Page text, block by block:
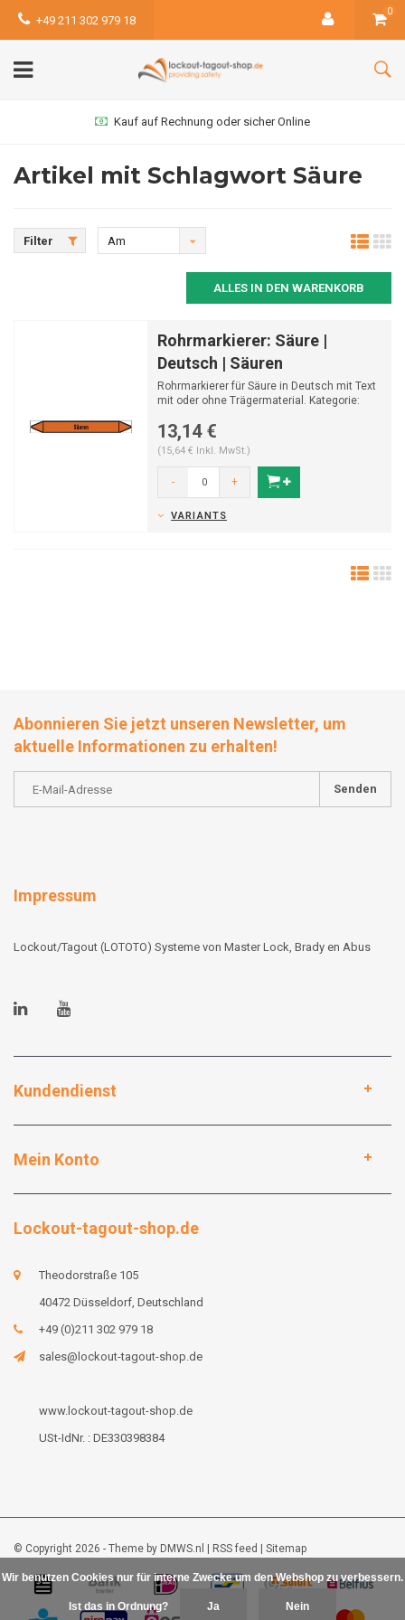
+49 211 302 979 18
0
Kauf auf Rechnung oder sicher Online
Artikel mit Schlagwort Säure
Filter
Am
ALLES IN DEN WARENKORB
Rohrmarkierer: Säure |
Deutsch | Säuren
Rohrmarkierer für Säure in Deutsch mit Text
mit oder ohne Trägermaterial. Kategorie:
13,14 €
(15,64 € Inkl. MwSt.)
- +
VARIANTS
Abonnieren Sie jetzt unseren Newsletter, um
aktuelle Informationen zu erhalten!
Senden
Impressum
Lockout/Tagout (LOTOTO) Systeme von Master Lock, Brady en Abus
Kundendienst
Mein Konto
Lockout-tagout-shop.de
Theodorstraße 105
40472 Düsseldorf, Deutschland
+49 (0)211 302 979 18
sales@lockout-tagout-shop.de
www.lockout-tagout-shop.de
USt-IdNr. : DE330398384
© Copyright 2026 - Theme by DMWS.nl RSS feed Sitemap
Wir benutzen Cookies nur für interne Zwecke um den Webshop zu verbessern.
Ist das in Ordnung? Ja Nein